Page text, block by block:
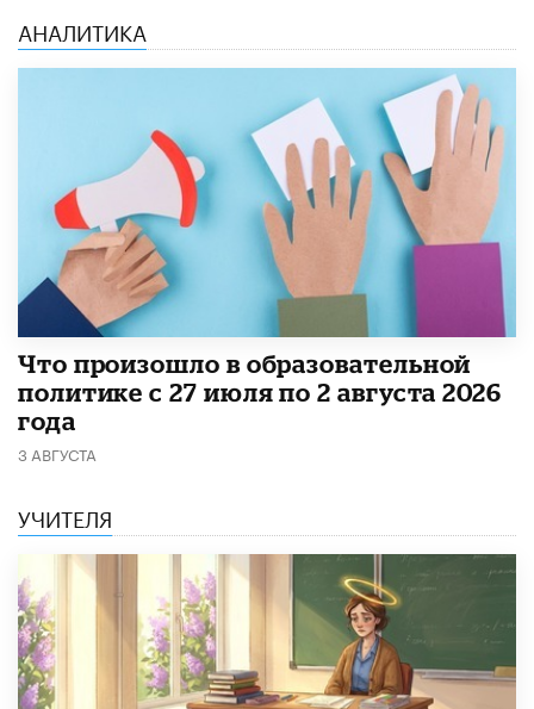
АНАЛИТИКА
​Что произошло в образовательной
политике с 27 июля по 2 августа 2026
года
3 АВГУСТА
УЧИТЕЛЯ